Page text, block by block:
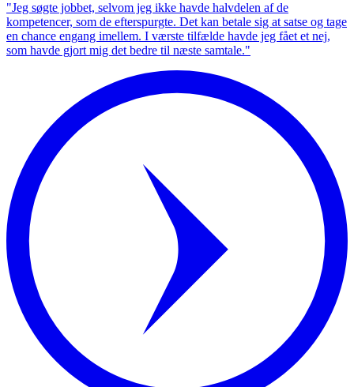
"Jeg søgte jobbet, selvom jeg ikke havde halvdelen af de
kompetencer, som de efterspurgte. Det kan betale sig at satse og tage
en chance engang imellem. I værste tilfælde havde jeg fået et nej,
som havde gjort mig det bedre til næste samtale."